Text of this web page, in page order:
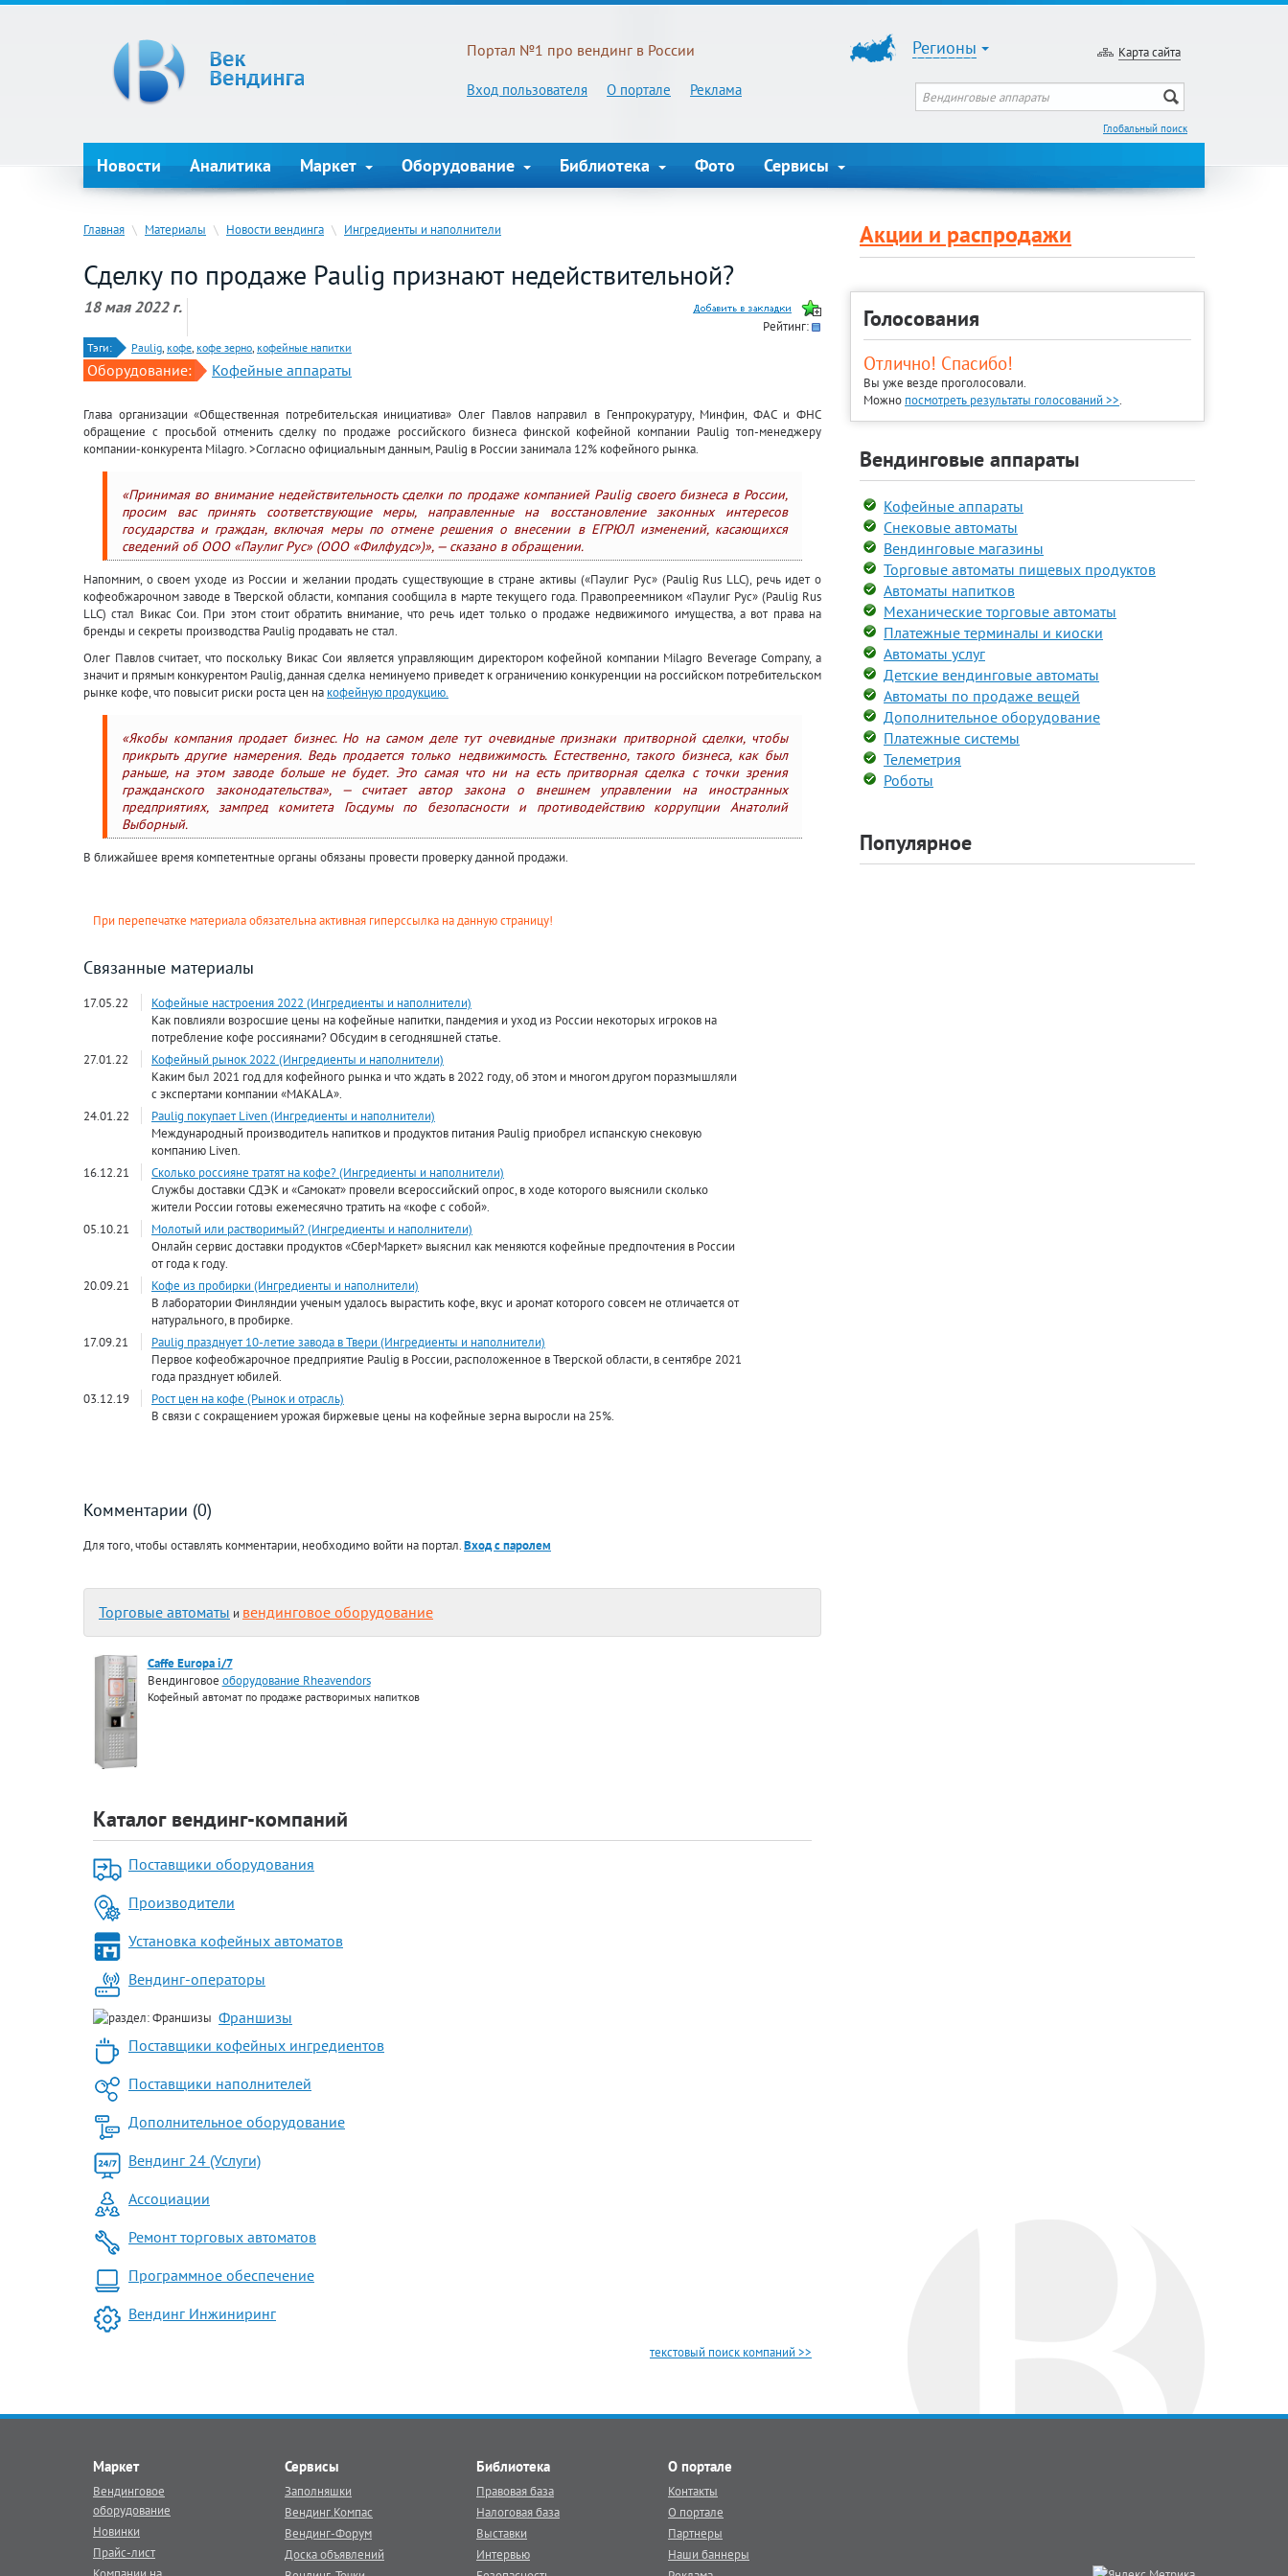
Портал №1 про вендинг в России
Вход пользователя О портале Реклама
Регионы Карта сайта
Глобальный поиск
Новости Аналитика Маркет Оборудование Библиотека Фото Сервисы
Главная \ Материалы \ Новости вендинга \ Ингредиенты и наполнители
Сделку по продаже Paulig признают недействительной?
18 мая 2022 г.
Рейтинг:
Тэги: Paulig, кофе, кофе зерно, кофейные напитки
Оборудование: Кофейные аппараты
Глава организации «Общественная потребительская инициатива» Олег Павлов направил в Генпрокуратуру, Минфин, ФАС и ФНС
обращение с просьбой отменить сделку по продаже российского бизнеса финской кофейной компании Paulig топ-менеджеру
компании-конкурента Milagro. >Согласно официальным данным, Paulig в России занимала 12% кофейного рынка.
«Принимая во внимание недействительность сделки по продаже компанией Paulig своего бизнеса в России,
просим вас принять соответствующие меры, направленные на восстановление законных интересов
государства и граждан, включая меры по отмене решения о внесении в ЕГРЮЛ изменений, касающихся
сведений об ООО «Паулиг Рус» (ООО «Филфудс»)», — сказано в обращении.
Напомним, о своем уходе из России и желании продать существующие в стране активы («Паулиг Рус» (Paulig Rus LLC), речь идет о
кофеобжарочном заводе в Тверской области, компания сообщила в марте текущего года. Правопреемником «Паулиг Рус» (Paulig Rus
LLC) стал Викас Сои. При этом стоит обратить внимание, что речь идет только о продаже недвижимого имущества, а вот права на
бренды и секреты производства Paulig продавать не стал.
Олег Павлов считает, что поскольку Викас Сои является управляющим директором кофейной компании Milagro Beverage Company, а
значит и прямым конкурентом Paulig, данная сделка неминуемо приведет к ограничению конкуренции на российском потребительском
рынке кофе, что повысит риски роста цен на кофейную продукцию.
«Якобы компания продает бизнес. Но на самом деле тут очевидные признаки притворной сделки, чтобы
прикрыть другие намерения. Ведь продается только недвижимость. Естественно, такого бизнеса, как был
раньше, на этом заводе больше не будет. Это самая что ни на есть притворная сделка с точки зрения
гражданского законодательства», — считает автор закона о внешнем управлении на иностранных
предприятиях, зампред комитета Госдумы по безопасности и противодействию коррупции Анатолий
Выборный.
В ближайшее время компетентные органы обязаны провести проверку данной продажи.
При перепечатке материала обязательна активная гиперссылка на данную страницу!
Связанные материалы
17.05.22
Кофейные настроения 2022 (Ингредиенты и наполнители)
Как повлияли возросшие цены на кофейные напитки, пандемия и уход из России некоторых игроков на
потребление кофе россиянами? Обсудим в сегодняшней статье.
27.01.22
Кофейный рынок 2022 (Ингредиенты и наполнители)
Каким был 2021 год для кофейного рынка и что ждать в 2022 году, об этом и многом другом поразмышляли
с экспертами компании «MAKALA».
24.01.22
Paulig покупает Liven (Ингредиенты и наполнители)
Международный производитель напитков и продуктов питания Paulig приобрел испанскую снековую
компанию Liven.
16.12.21
Сколько россияне тратят на кофе? (Ингредиенты и наполнители)
Службы доставки СДЭК и «Самокат» провели всероссийский опрос, в ходе которого выяснили сколько
жители России готовы ежемесячно тратить на «кофе с собой».
05.10.21
Молотый или растворимый? (Ингредиенты и наполнители)
Онлайн сервис доставки продуктов «СберМаркет» выяснил как меняются кофейные предпочтения в России
от года к году.
20.09.21
Кофе из пробирки (Ингредиенты и наполнители)
В лаборатории Финляндии ученым удалось вырастить кофе, вкус и аромат которого совсем не отличается от
натурального, в пробирке.
17.09.21
Paulig празднует 10-летие завода в Твери (Ингредиенты и наполнители)
Первое кофеобжарочное предприятие Paulig в России, расположенное в Тверской области, в сентябре 2021
года празднует юбилей.
03.12.19
Рост цен на кофе (Рынок и отрасль)
В связи с сокращением урожая биржевые цены на кофейные зерна выросли на 25%.
Комментарии (0)
Для того, чтобы оставлять комментарии, необходимо войти на портал.Вход с паролем
Торговые автоматы и вендинговое оборудование
Caffe Europa i/7
Вендинговое оборудование Rheavendors
Кофейный автомат по продаже растворимых напитков
Каталог вендинг-компаний
Поставщики оборудования
Производители
Установка кофейных автоматов
Вендинг-операторы
Франшизы
Поставщики кофейных ингредиентов
Поставщики наполнителей
Дополнительное оборудование
Вендинг 24 (Услуги)
Ассоциации
Ремонт торговых автоматов
Программное обеспечение
Вендинг Инжиниринг
текстовый поиск компаний >>
Акции и распродажи
Голосования
Отлично! Спасибо!
Вы уже везде проголосовали.
Можно посмотреть результаты голосований >>.
Вендинговые аппараты
Кофейные аппараты
Снековые автоматы
Вендинговые магазины
Торговые автоматы пищевых продуктов
Автоматы напитков
Механические торговые автоматы
Платежные терминалы и киоски
Автоматы услуг
Детские вендинговые автоматы
Автоматы по продаже вещей
Дополнительное оборудование
Платежные системы
Телеметрия
Роботы
Популярное
Маркет
Вендинговое
оборудование
Новинки
Прайс-лист
Сервисы
Заполняшки
Вендинг.Компас
Вендинг-Форум
Доска объявлений
Библиотека
Правовая база
Налоговая база
Выставки
Интервью
О портале
Контакты
О портале
Партнеры
Наши баннеры